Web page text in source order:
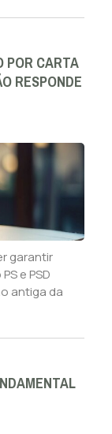
POR CARTA
RESPONDE
garantir
e PSD
antiga da